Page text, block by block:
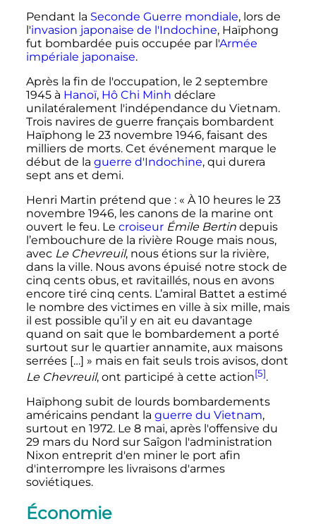
Pendant la Seconde Guerre mondiale, lors de
l'invasion japonaise de l'Indochine, Haïphong
fut bombardée puis occupée par l'Armée
impériale japonaise.
Après la fin de l'occupation, le 2 septembre
1945à Hanoï, Hô Chi Minh déclare
unilatéralement l'indépendance du Vietnam.
Trois navires de guerre français bombardent
Haïphong le 23 novembre 1946, faisant des
milliers de morts. Cet événement marque le
début de la guerre d'Indochine, qui durera
sept ans et demi.
Henri Martin prétend que : « À 10 heures le 23
novembre 1946, les canons de la marine ont
ouvert le feu. Le croiseur Émile Bertindepuis
l’embouchure de la rivière Rouge mais nous,
avec Le Chevreuil, nous étions sur la rivière,
dans la ville. Nous avons épuisé notre stock de
cinq cents obus, et ravitaillés, nous en avons
encore tiré cinq cents. L’amiral Battet a estimé
le nombre des victimes en ville à six mille, mais
il est possible qu’il y en ait eu davantage
quand on sait que le bombardement a porté
surtout sur le quartier annamite, aux maisons
serrées […] » mais en fait seuls trois avisos, dont
Le Chevreuil, ont participé à cette action[5].
Haïphong subit de lourds bombardements
américains pendant la guerre du Vietnam,
surtout en 1972. Le 8 mai, après l'offensive du
29 mars du Nord sur Saîgon l'administration
Nixon entreprit d'en miner le port afin
d'interrompre les livraisons d'armes
soviétiques.
Économie